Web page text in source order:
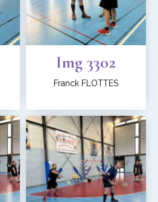
Img 3302
Franck FLOTTES